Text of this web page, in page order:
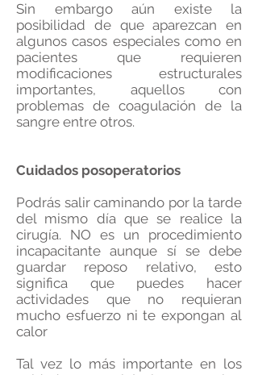
Sin embargo aún existe la
posibilidad de que aparezcan en
algunos casos especiales como en
pacientes que requieren
modificaciones estructurales
importantes, aquellos con
problemas de coagulación de la
sangre entre otros.
Cuidados posoperatorios
Podrás salir caminando por la tarde
del mismo día que se realice la
cirugía. NO es un procedimiento
incapacitante aunque sí se debe
guardar reposo relativo, esto
significa que puedes hacer
actividades que no requieran
mucho esfuerzo ni te expongan al
calor
Tal vez lo más importante en los